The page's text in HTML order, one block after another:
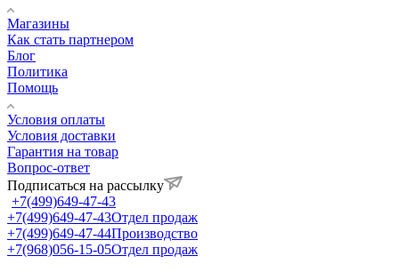
Магазины
Как стать партнером
Блог
Политика
Помощь
Условия оплаты
Условия доставки
Гарантия на товар
Вопрос-ответ
Подписаться на рассылку
+7(499)649-47-43
+7(499)649-47-43Отдел продаж
+7(499)649-47-44Производство
+7(968)056-15-05Отдел продаж